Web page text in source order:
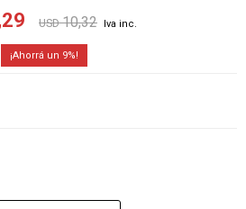
USD 10,32
9